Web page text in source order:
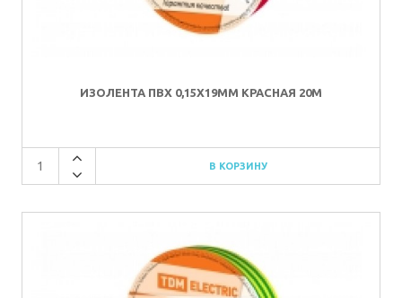
ИЗОЛЕНТА ПВХ 0,15Х19ММ КРАСНАЯ 20М